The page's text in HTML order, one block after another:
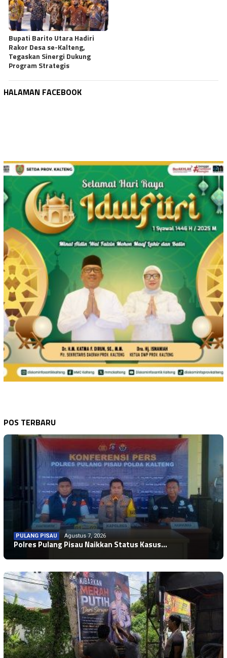
Bupati Barito Utara Hadiri
Rakor Desa se-Kalteng,
Tegaskan Sinergi Dukung
Program Strategis
HALAMAN FACEBOOK
POS TERBARU
PULANG PISAU Agustus 7, 2026
Polres Pulang Pisau Naikkan Status Kasus…
WARTA KEPOLISIAN Agustus 7, 2026
Bhabinkamtibmas Sambang Warga Tumbang Da…
WARTA KEPOLISIAN Agustus 7, 2026
Bhabinkamtibmas Polres Seruyan Sambang W…